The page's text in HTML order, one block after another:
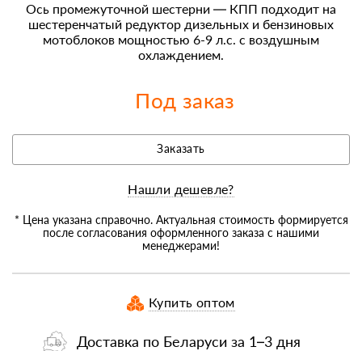
Ось промежуточной шестерни — КПП подходит на
шестеренчатый редуктор дизельных и бензиновых
мотоблоков мощностью 6-9 л.с. с воздушным
охлаждением.
Под заказ
Заказать
Нашли дешевле?
* Цена указана справочно. Актуальная стоимость формируется
после согласования оформленного заказа с нашими
менеджерами!
Купить оптом
Доставка по Беларуси за 1–3 дня